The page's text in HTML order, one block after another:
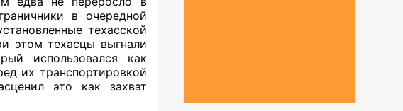
в очередной
техасской
этом техасцы выгнали
использовался как
их транспортировкой
это как захват